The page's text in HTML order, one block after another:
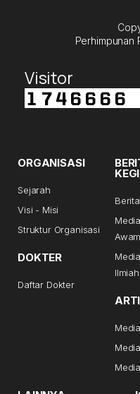
Perhimpunan
Visitor
ORGANISASI
Sejarah
Visi - Misi
Struktur Organisasi
DOKTER
Daftar Dokter
Berita
Awam
Ilmiah